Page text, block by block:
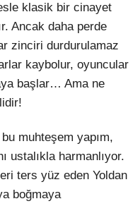
klasik bir cinayet
Ancak daha perde
zinciri durdurulamaz
kaybolur, oyuncular
başlar… Ama ne
muhteşem yapım,
ustalıkla harmanlıyor.
ters yüz eden Yoldan
boğmaya